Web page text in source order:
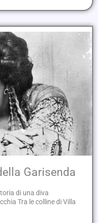
Garisenda
di una diva
Tra le colline di Villa